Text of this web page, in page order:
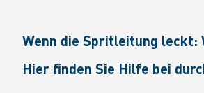
Wenn die Spritleitung
Hier finden Sie Hilfe bei